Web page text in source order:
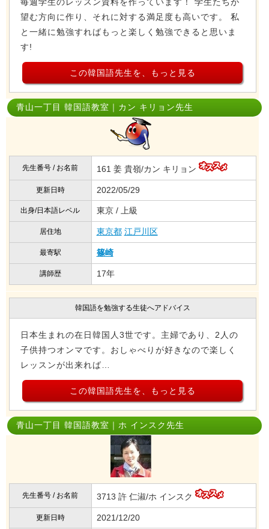
望む方向に作り、それに対する満足度も高いです。 私
と一緒に勉強すればもっと楽しく勉強できると思いま
す!
この韓国語先生を、もっと見る
青山一丁目 韓国語教室｜カン キリョン先生
先生番号 / お名前 161 姜 貴嶺/カン キリョン
更新日時 2022/05/29
出身/日本語レベル 東京 / 上級
居住地 東京都 江戸川区
最寄駅 篠崎
講師歴 17年
韓国語を勉強する生徒へアドバイス
日本生まれの在日韓国人3世です。主婦であり、2人の
子供持つオンマです。おしゃべりが好きなので楽しく
レッスンが出来れば…
この韓国語先生を、もっと見る
青山一丁目 韓国語教室｜ホ インスク先生
先生番号 / お名前 3713 許 仁淑/ホ インスク
更新日時 2021/12/20